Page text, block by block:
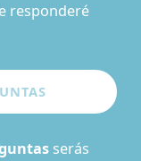
responderé
serás